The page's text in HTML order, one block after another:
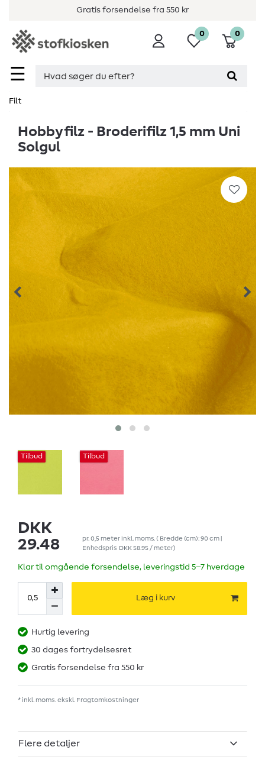
Gratis forsendelse fra 550 kr
☰
0 0
Filt
Hobbyfilz - Broderifilz 1,5 mm Uni
Solgul
Tilbud Tilbud
DKK
29.48
pr.0,5 meterinkl. moms. ( Bredde (cm): 90 cm |
Enhedspris DKK 58.95 / meter)
Klar til omgående forsendelse, leveringstid 5–7 hverdage
Læg i kurv
Hurtig levering
30 dages fortrydelsesret
Gratis forsendelse fra 550 kr
* inkl. moms. ekskl. Fragtomkostninger
Flere detaljer